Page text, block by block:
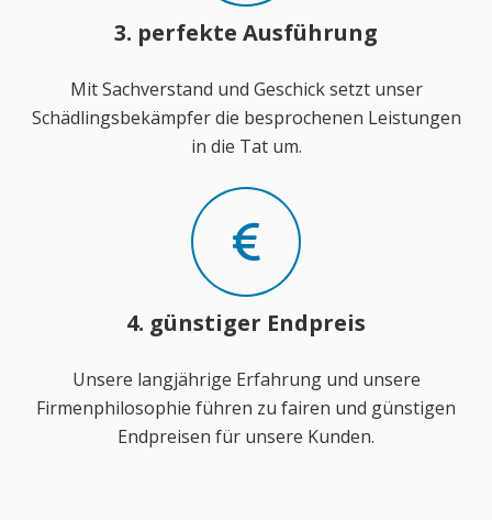
3. perfekte Ausführung
Mit Sachverstand und Geschick setzt unser
Schädlingsbekämpfer die besprochenen Leistungen
in die Tat um.
4. günstiger Endpreis
Unsere langjährige Erfahrung und unsere
Firmenphilosophie führen zu fairen und günstigen
Endpreisen für unsere Kunden.